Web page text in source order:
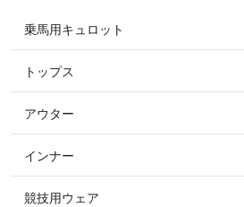
乗馬用キュロット
すべてのキュロット
フルグリップ・尻革 キュロット
ニーグリップ・膝革 キュロット
トップス
すべてのトップス
ポロシャツ
アウター
すべてのアウター
コート
インナー
競技用ウェア